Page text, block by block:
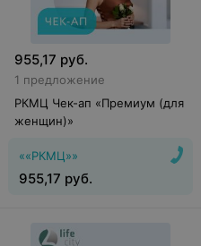
955,17 руб.
1 предложение
РКМЦ Чек-ап «Премиум (для
женщин)»
««РКМЦ»»
955,17 руб.